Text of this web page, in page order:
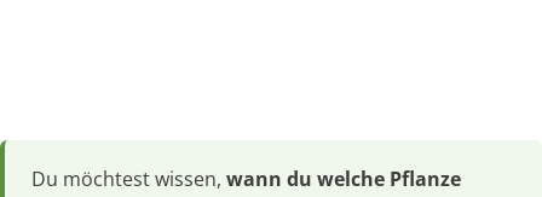
Du möchtest wissen, wann du welche Pflanze